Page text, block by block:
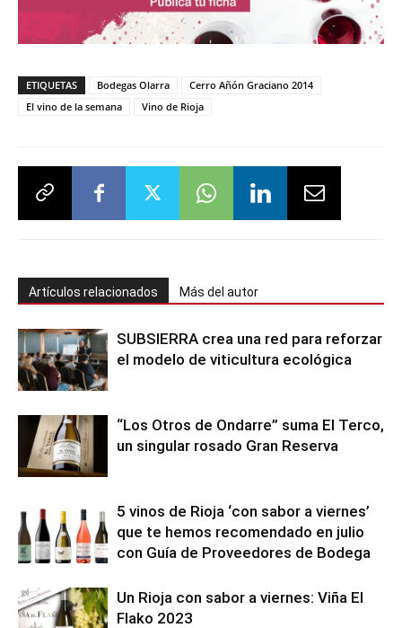
ETIQUETAS Bodegas Olarra
Cerro Añón Graciano 2014
El vino de la semana
Vino de Rioja
Artículos relacionados Más del autor
SUBSIERRA crea una red para reforzar
el modelo de viticultura ecológica
“Los Otros de Ondarre” suma El Terco,
un singular rosado Gran Reserva
5 vinos de Rioja ‘con sabor a viernes’
que te hemos recomendado en julio
con Guía de Proveedores de Bodega
Un Rioja con sabor a viernes: Viña El
Flako 2023